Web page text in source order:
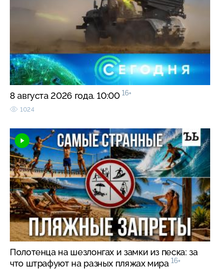
8 августа 2026 года. 10:00 16+
1024
Полотенца на шезлонгах и замки из песка: за
что штрафуют на разных пляжах мира 16+